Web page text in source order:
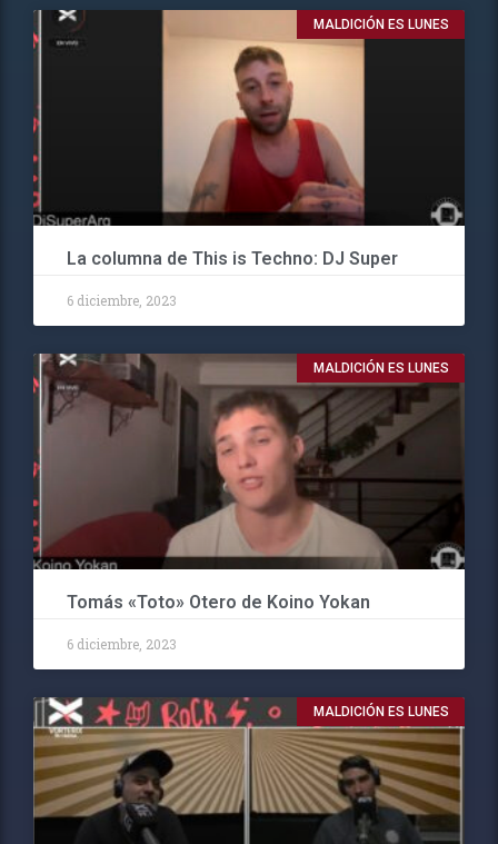
MALDICIÓN ES LUNES
La columna de This is Techno: DJ Super
6 diciembre, 2023
MALDICIÓN ES LUNES
Tomás «Toto» Otero de Koino Yokan
6 diciembre, 2023
MALDICIÓN ES LUNES